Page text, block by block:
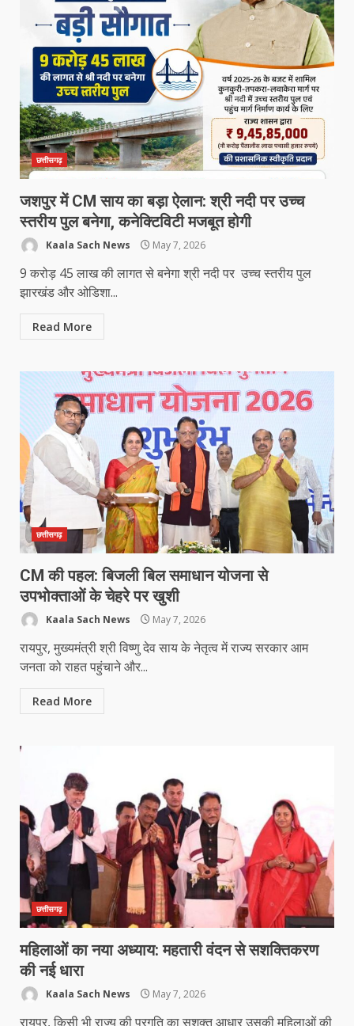
छत्तीसगढ़
जशपुर में CM साय का बड़ा ऐलान: श्री नदी पर उच्च
स्तरीय पुल बनेगा, कनेक्टिविटी मजबूत होगी
Kaala Sach News May 7, 2026
9 करोड़ 45 लाख की लागत से बनेगा श्री नदी पर उच्च स्तरीय पुल
झारखंड और ओडिशा...
Read More
छत्तीसगढ़
CM की पहल: बिजली बिल समाधान योजना से
उपभोक्ताओं के चेहरे पर खुशी
Kaala Sach News May 7, 2026
रायपुर, मुख्यमंत्री श्री विष्णु देव साय के नेतृत्व में राज्य सरकार आम
जनता को राहत पहुंचाने और...
Read More
छत्तीसगढ़
महिलाओं का नया अध्याय: महतारी वंदन से सशक्तिकरण
की नई धारा
Kaala Sach News May 7, 2026
रायपुर, किसी भी राज्य की प्रगति का सशक्त आधार उसकी महिलाओं की